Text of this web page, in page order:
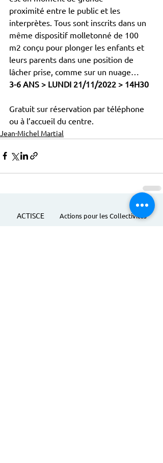
proximité entre le public et les
interprètes. Tous sont inscrits dans un
même dispositif molletonné de 100
m2 conçu pour plonger les enfants et
leurs parents dans une position de
lâcher prise, comme sur un nuage…
3-6 ANS > LUNDI 21/11/2022 > 14H30
Gratuit sur réservation par téléphone
ou à l’accueil du centre.
Jean-Michel Martial
ACTISCE
Actions pour les Collectivités